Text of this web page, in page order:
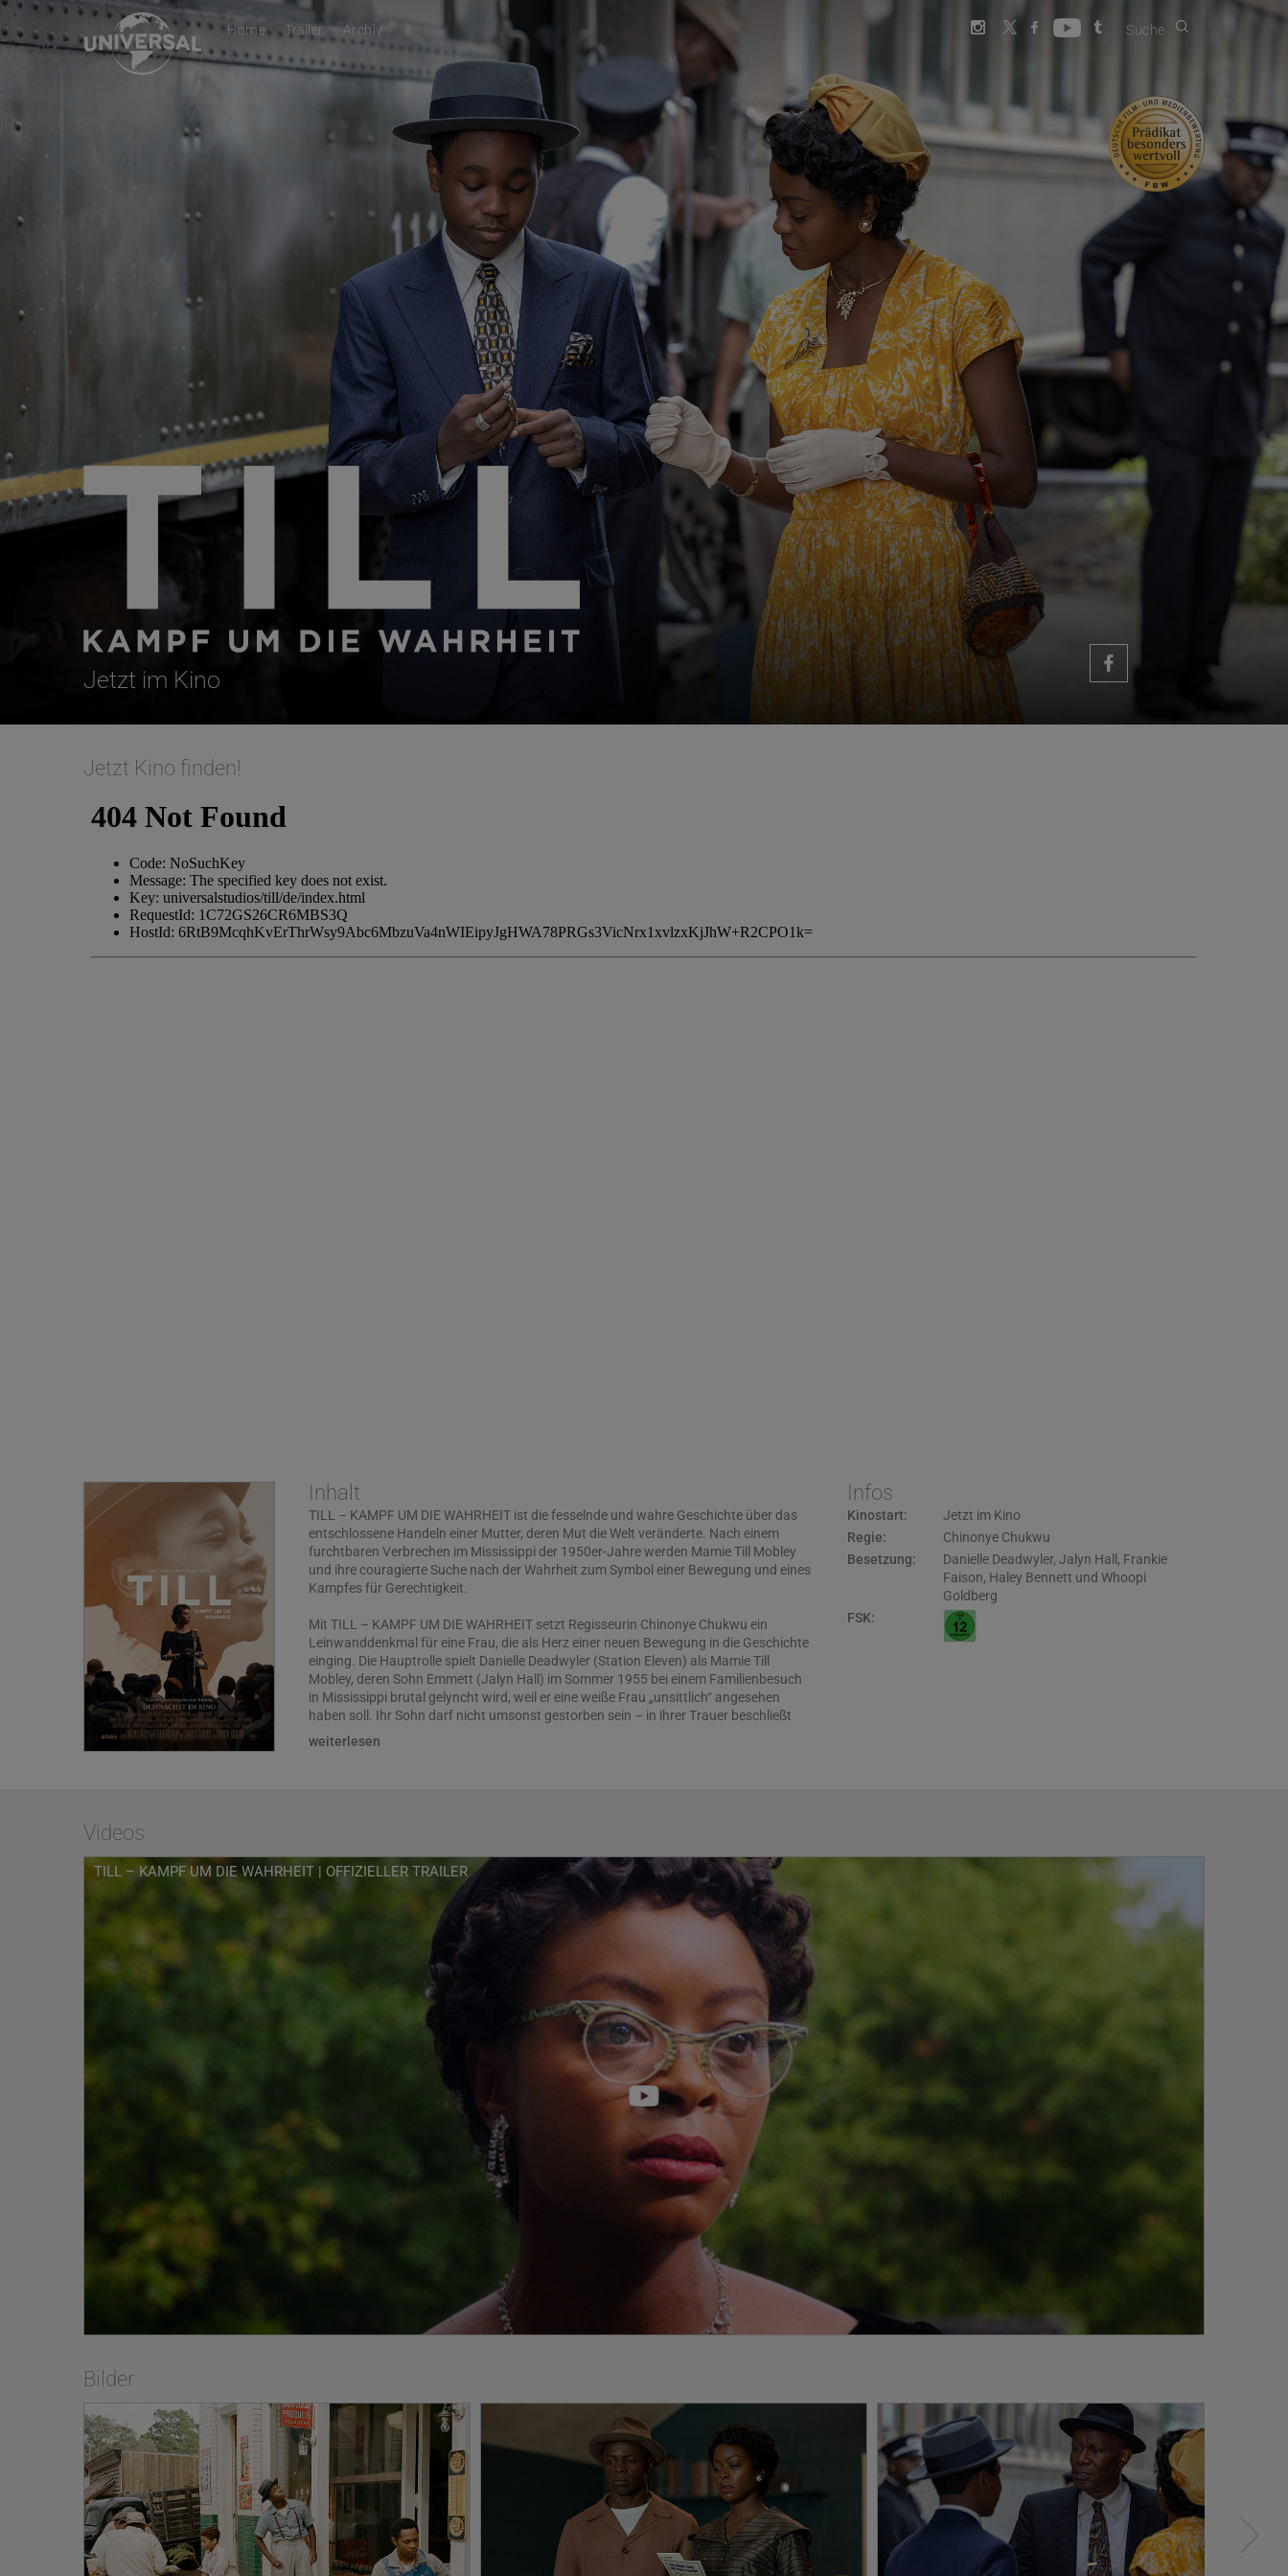
Home Trailer Archiv Suche
Jetzt im Kino
Jetzt Kino finden!
Inhalt
TILL – KAMPF UM DIE WAHRHEIT ist die fesselnde und wahre Geschichte über das
entschlossene Handeln einer Mutter, deren Mut die Welt veränderte. Nach einem
furchtbaren Verbrechen im Mississippi der 1950er-Jahre werden Mamie Till Mobley
und ihre couragierte Suche nach der Wahrheit zum Symbol einer Bewegung und eines
Kampfes für Gerechtigkeit.
Mit TILL – KAMPF UM DIE WAHRHEIT setzt Regisseurin Chinonye Chukwu ein
Leinwanddenkmal für eine Frau, die als Herz einer neuen Bewegung in die Geschichte
einging. Die Hauptrolle spielt Danielle Deadwyler (Station Eleven) als Mamie Till
Mobley, deren Sohn Emmett (Jalyn Hall) im Sommer 1955 bei einem Familienbesuch
in Mississippi brutal gelyncht wird, weil er eine weiße Frau „unsittlich“ angesehen
haben soll. Ihr Sohn darf nicht umsonst gestorben sein – in ihrer Trauer beschließt
Mamie Till Mobley, dass die Bilder von Emmetts bis zur Unkenntlichkeit entstelltem
Chinonye Chukwu (Clemency), die als erste Afroamerikanerin den Grand Jury Prize
beim Sundance Film Festival gewann, führte Regie und schrieb auch das Drehbuch
zusammen mit Michael Reilly und Keith Beauchamp, die den Film gemeinsam mit
Barbara Broccoli (Keine Zeit zu sterben), Thomas Levine, Frederick Zollo (Mississippi
Burning – Die Wurzel des Hasses) und Oscar®-Preisträgerin Whoopie Goldberg
produzierten. Neben Danielle Deadwyler sind Jalyn Hall (Das Haus der
geheimnisvollen Uhren), Frankie Faison (Do the Right Thing), Haley Bennett (Cyrano)
und Whoopi Goldberg (Die Farbe Lila, Sister Act) in weiteren Rollen zu sehen.
weiterlesen
Infos
Kinostart:
Jetzt im Kino
Regie:
Chinonye Chukwu
Besetzung:
Danielle Deadwyler, Jalyn Hall , Frankie
Faison, Haley Bennett und Whoopi
Goldberg
FSK:
Videos
TILL – KAMPF UM DIE WAHRHEIT | OFFIZIELLER TRAILER
Bilder